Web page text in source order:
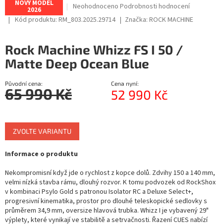
R
A
NOVÝ MODEL
2026
Průměrné
hodnocení
produktu
0,0
z
5
hvězdiček.
Neohodnoceno Podrobnosti hodnocení
Kód produktu: RM_803.2025.29714 Značka:ROCK MACHINE
Rock Machine Whizz FS I 50 /
Matte Deep Ocean Blue
Původní cena:
65 990 Kč
Cena nyní:
52 990 Kč
cena:
ZVOLTE VARIANTU
Informace o produktu
Nekompromisní když jde o rychlost z kopce dolů. Zdvihy 150 a 140 mm,
velmi nízká stavba rámu, dlouhý rozvor. K tomu podvozek od RockShox
v kombinaci Psylo Gold s patronou Isolator RC a Deluxe Select+,
progresivní kinematika, prostor pro dlouhé teleskopické sedlovky s
průměrem 34,9 mm, oversize hlavová trubka. Whizz I je vybavený 29"
výplety, které vynikají ve stabilitě a setrvačnosti. Řazení CUES nabízí